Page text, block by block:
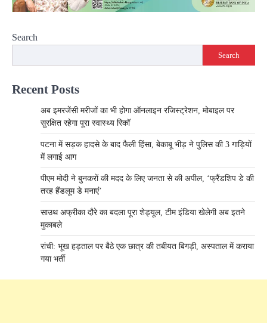
Search
Search
Recent Posts
अब इमरजेंसी मरीजों का भी होगा ऑनलाइन रजिस्ट्रेशन, मोबाइल पर
सुरक्षित रहेगा पूरा स्वास्थ्य रिकॉ
पटना में सड़क हादसे के बाद फैली हिंसा, बेकाबू भीड़ ने पुलिस की 3 गाड़ियों
में लगाई आग
पीएम मोदी ने बुनकरों की मदद के लिए जनता से की अपील, ‘फ्रैंडशिप डे की
तरह हैंडलूम डे मनाएं’
साउथ अफ्रीका दौरे का बदला पूरा शेड्यूल, टीम इंडिया खेलेगी अब इतने
मुकाबले
रांची: भूख हड़ताल पर बैठे एक छात्र की तबीयत बिगड़ी, अस्पताल में कराया
गया भर्ती